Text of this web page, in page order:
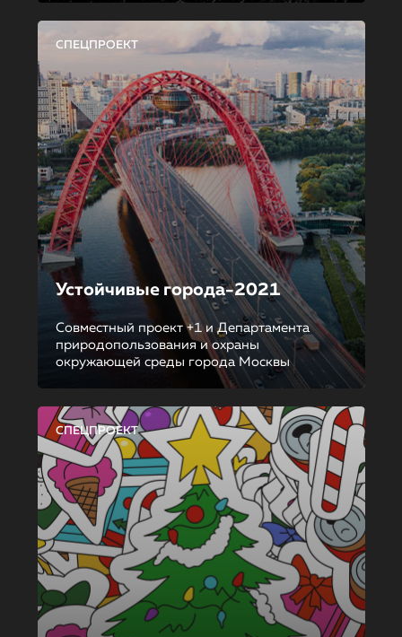
СПЕЦПРОЕКТ
Устойчивые города-2021
Совместный проект +1 и Департамента
природопользования и охраны
окружающей среды города Москвы
СПЕЦПРОЕКТ